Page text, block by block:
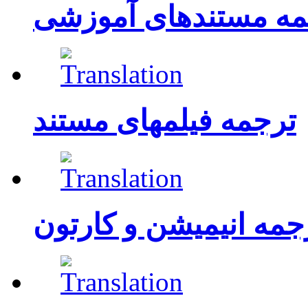
مستندهای آموزشی
ترجمه فیلمهای مستند
انیمیشن و کارتون